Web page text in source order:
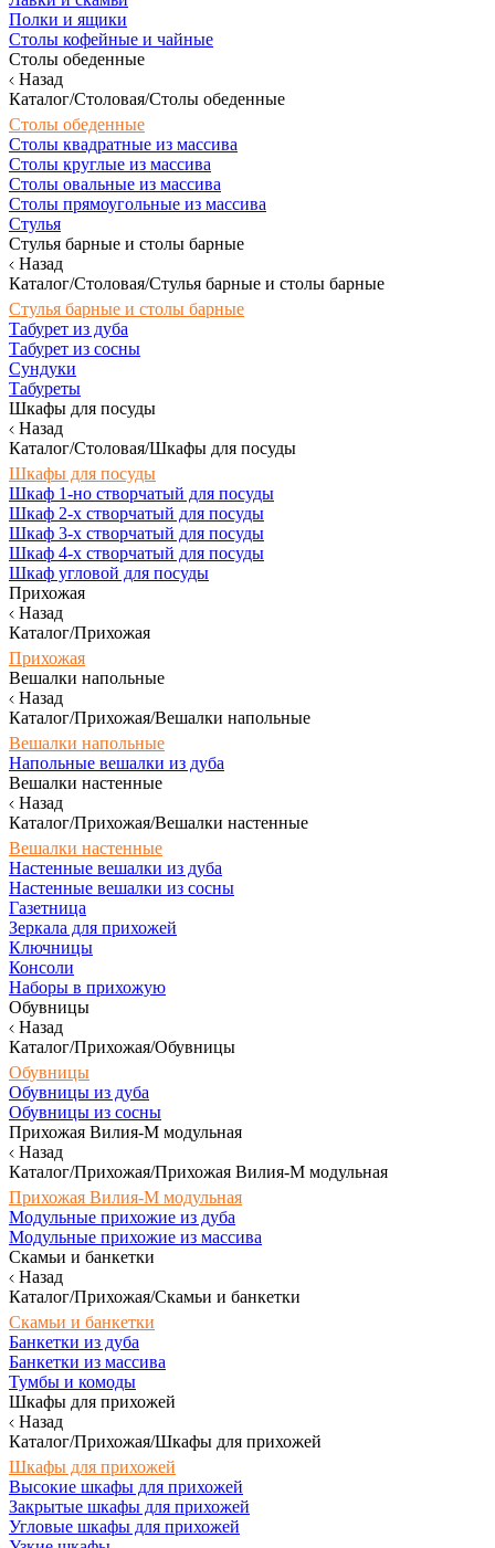
Полки и ящики
Столы кофейные и чайные
Столы обеденные
Назад
Каталог/Столовая/Столы обеденные
Столы обеденные
Столы квадратные из массива
Столы круглые из массива
Столы овальные из массива
Столы прямоугольные из массива
Стулья
Стулья барные и столы барные
Назад
Каталог/Столовая/Стулья барные и столы барные
Стулья барные и столы барные
Табурет из дуба
Табурет из сосны
Сундуки
Табуреты
Шкафы для посуды
Назад
Каталог/Столовая/Шкафы для посуды
Шкафы для посуды
Шкаф 1-но створчатый для посуды
Шкаф 2-х створчатый для посуды
Шкаф 3-х створчатый для посуды
Шкаф 4-х створчатый для посуды
Шкаф угловой для посуды
Прихожая
Назад
Каталог/Прихожая
Прихожая
Вешалки напольные
Назад
Каталог/Прихожая/Вешалки напольные
Вешалки напольные
Напольные вешалки из дуба
Вешалки настенные
Назад
Каталог/Прихожая/Вешалки настенные
Вешалки настенные
Настенные вешалки из дуба
Настенные вешалки из сосны
Газетница
Зеркала для прихожей
Ключницы
Консоли
Наборы в прихожую
Обувницы
Назад
Каталог/Прихожая/Обувницы
Обувницы
Обувницы из дуба
Обувницы из сосны
Прихожая Вилия-М модульная
Назад
Каталог/Прихожая/Прихожая Вилия-М модульная
Прихожая Вилия-М модульная
Модульные прихожие из дуба
Модульные прихожие из массива
Скамьи и банкетки
Назад
Каталог/Прихожая/Скамьи и банкетки
Скамьи и банкетки
Банкетки из дуба
Банкетки из массива
Тумбы и комоды
Шкафы для прихожей
Назад
Каталог/Прихожая/Шкафы для прихожей
Шкафы для прихожей
Высокие шкафы для прихожей
Закрытые шкафы для прихожей
Угловые шкафы для прихожей